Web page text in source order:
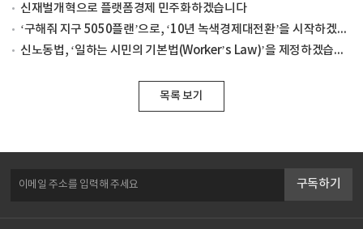
신재벌개혁으로 플랫폼경제 민주화하겠습니다
‘구해줘 지구 5050플랜’으로, ‘10년 녹색경제대전환’을 시작하겠습니다
신노동법, ‘일하는 시민의 기본법(Worker’s Law)’을 제정하겠습니다
목록 보기
구독하기